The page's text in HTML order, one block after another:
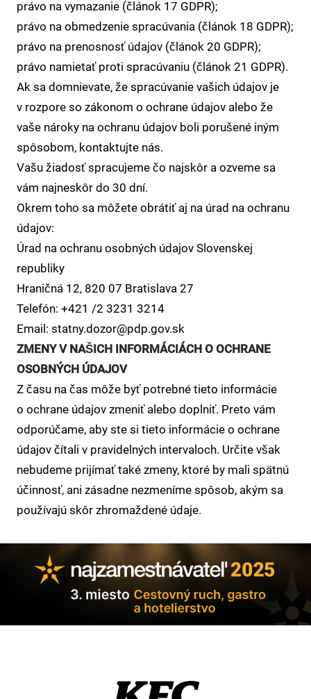
právo na vymazanie (článok 17 GDPR);
právo na obmedzenie spracúvania (článok 18 GDPR);
právo na prenosnosť údajov (článok 20 GDPR);
právo namietať proti spracúvaniu (článok 21 GDPR).
Ak sa domnievate, že spracúvanie vašich údajov je
v rozpore so zákonom o ochrane údajov alebo že
vaše nároky na ochranu údajov boli porušené iným
spôsobom, kontaktujte nás.
Vašu žiadosť spracujeme čo najskôr a ozveme sa
vám najneskôr do 30 dní.
Okrem toho sa môžete obrátiť aj na úrad na ochranu
údajov:
Úrad na ochranu osobných údajov Slovenskej
republiky
Hraničná 12, 820 07 Bratislava 27
Telefón: +421 /2 3231 3214
Email: statny.dozor@pdp.gov.sk
ZMENY V NAŠICH INFORMÁCIÁCH O OCHRANE
OSOBNÝCH ÚDAJOV
Z času na čas môže byť potrebné tieto informácie
o ochrane údajov zmeniť alebo doplniť. Preto vám
odporúčame, aby ste si tieto informácie o ochrane
údajov čítali v pravidelných intervaloch. Určite však
nebudeme prijímať také zmeny, ktoré by mali spätnú
účinnosť, ani zásadne nezmeníme spôsob, akým sa
používajú skôr zhromaždené údaje.